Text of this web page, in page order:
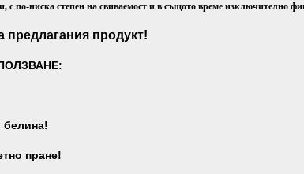
с по-ниска степен на свиваемост и в същото време изключително
предлагания продукт!
белина!
пране!